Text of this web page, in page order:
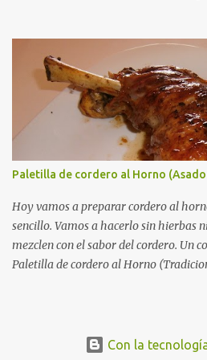
los solomillos en un chorro generoso
Reservamos los solomillos, y en ese
y una cebolla picaditos muy finos.
dorada,añadimos el brandy, el zumo
Paletilla de cordero al Horno
Hoy vamos a preparar cordero al
sencillo. Vamos a hacerlo sin hierbas
mezclen con el sabor del cordero. Un
Paletilla de cordero al Horno
dos paletillas y las colocamos en una
Con la